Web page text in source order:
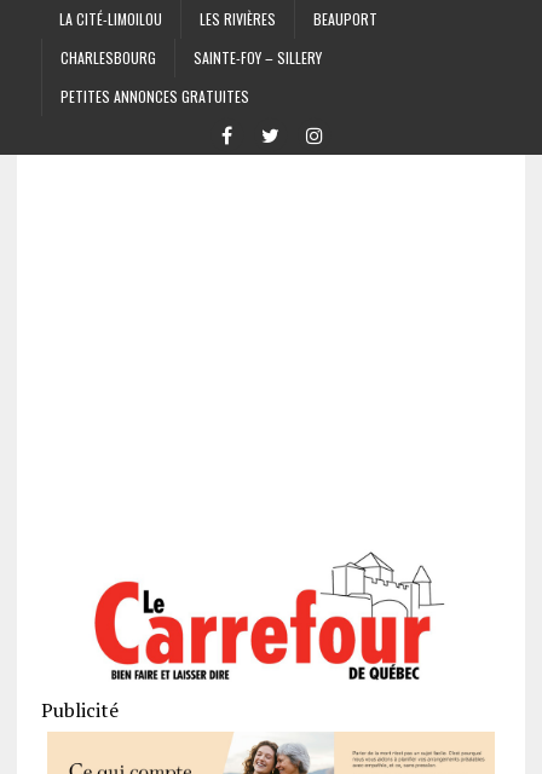
LA CITÉ-LIMOILOU LES RIVIÈRES
BEAUPORT
CHARLESBOURG
SAINTE-FOY – SILLERY
PETITES ANNONCES GRATUITES
Publicité